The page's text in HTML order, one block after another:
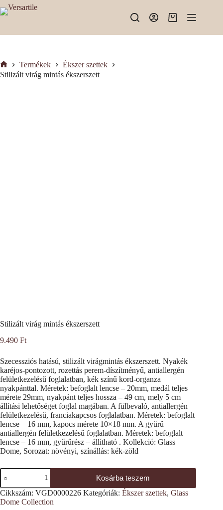
Skip
to
Shopping
Kezdőlap
Termékek
Ékszer szettek
Stilizált virág mintás ékszerszett
Stilizált virág mintás ékszerszett
9.490 Ft
Szecessziós hatású, stilizált virágmintás ékszerszett. Nyakék
karéjos-pontozott, rozettás perem-díszítményű, antiallergén
felületkezelésű foglalatban, kék színű kord-organza
nyakpánttal. Méretek: befoglalt lencse – 20mm, medál teljes
mérete 29mm, nyakpánt teljes hossza – 49 cm, mely 5 cm
állítási lehetőséget foglal magában. A fülbevaló, antiallergén
felületkezelésű, franciakapcsos foglalatban. Méretek: befoglalt
lencse – 16 mm, kapocs mérete 10×18 mm. A gyűrű
antiallergén felületkezelésű foglalatban. Méretek: befoglalt
lencse – 16 mm, gyűrűrész – állítható . Kollekció: Glass
Dome, Sorozat: növényi, színállás: kék-zöld
Stilizált
virág
mintás
ékszerszett
mennyiség
Kosárba teszem
Cikkszám: VGD0000226 Kategóriák: Ékszer szettek, Glass
Dome Collection